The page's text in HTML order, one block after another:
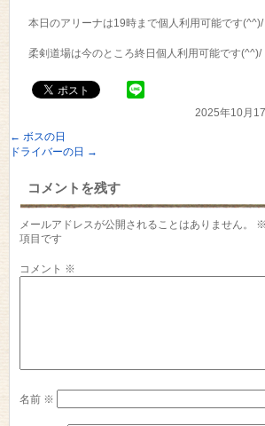
本日のアリーナは19時まで個人利用可能です(^^)/
柔剣道場は今のところ終日個人利用可能です(^^)/
2025年10月
← ボスの日
ドライバーの日 →
コメントを残す
メールアドレスが公開されることはありません。 ※
項目です
コメント ※
名前 ※